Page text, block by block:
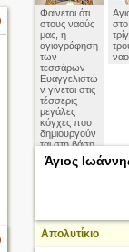
Φαίνεται ότι
στους ναούς
μας, η
αγιογράφηση
των
τεσσάρων
Ευαγγελιστώ
ν γίνεται στις
τέσσερις
μεγάλες
κόγχες που
δημιουργούν
ται στη βάση
των
τεσσάρων
τόξων, επί
στο
Απολυτίκιο
Άγιος